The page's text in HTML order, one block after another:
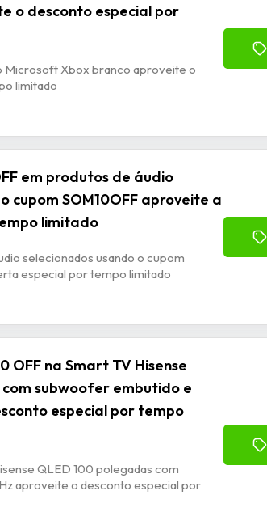
o desconto especial por
Microsoft Xbox branco aproveite o
limitado
em produtos de áudio
cupom SOM10OFF aproveite a
limitado
selecionados usando o cupom
especial por tempo limitado
OFF na Smart TV Hisense
subwoofer embutido e
especial por tempo
QLED 100 polegadas com
aproveite o desconto especial por